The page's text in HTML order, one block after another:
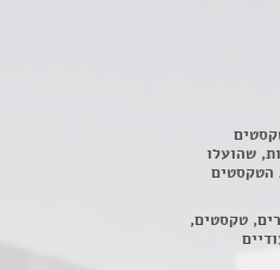
למעלה מ – 3500 מחזות, שהועלו
הטקסטים
טקסטים,